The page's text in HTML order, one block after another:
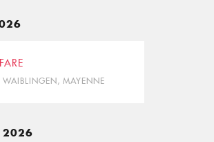
MAYENNE
2026